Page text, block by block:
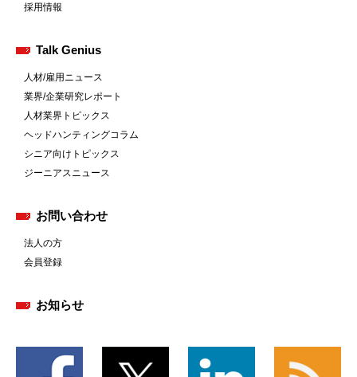
採用情報
Talk Genius
人材/雇用ニュース
業界/企業研究レポート
人材業界トピックス
ヘッドハンティングコラム
シニア向けトピックス
ジーニアスニュース
お問い合わせ
法人の方
会員登録
お知らせ